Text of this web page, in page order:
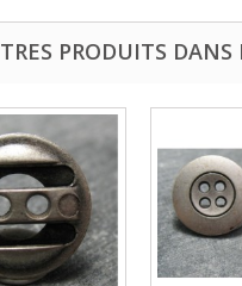
PRODUITS